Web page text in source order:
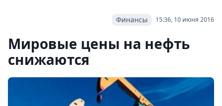
15:36, 10 июня 2016
Финансы
Мировые цены на нефть
снижаются